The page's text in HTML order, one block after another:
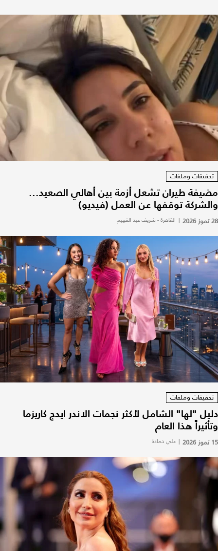
تحقيقات وملفات
مضيفة طيران تشعل أزمة بين أهالي الصعيد...
والشركة توقفها عن العمل (فيديو)
28 تموز 2026 | القاهرة - شريف عبد الفهيم
تحقيقات وملفات
دليل "لها" الشامل لأكثر نجمات الاندر ايدج كاريزما
وتأثيراً هذا العام
15 تموز 2026 | علي حمادة